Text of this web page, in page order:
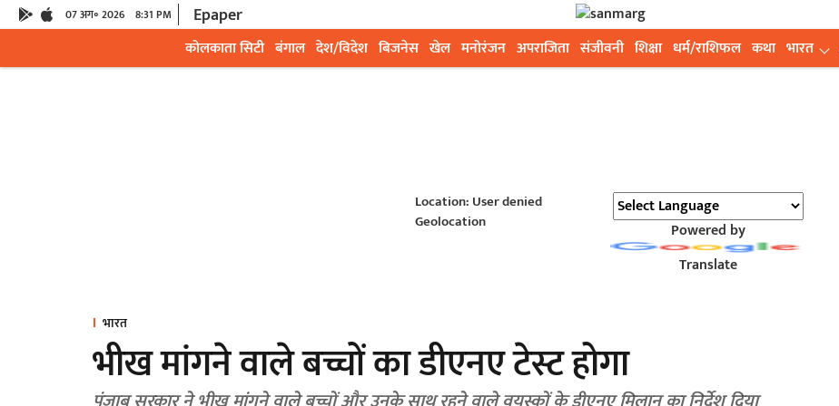
07 अग॰ 2026 8:31 PM Epaper
कोलकाता सिटी बंगाल देश/विदेश बिजनेस खेल मनोरंजन अपराजिता संजीवनी शिक्षा धर्म/राशिफल कथा भारत
Location: User denied
Geolocation
Powered by
Translate
भारत
भीख मांगने वाले बच्चों का डीएनए टेस्ट होगा